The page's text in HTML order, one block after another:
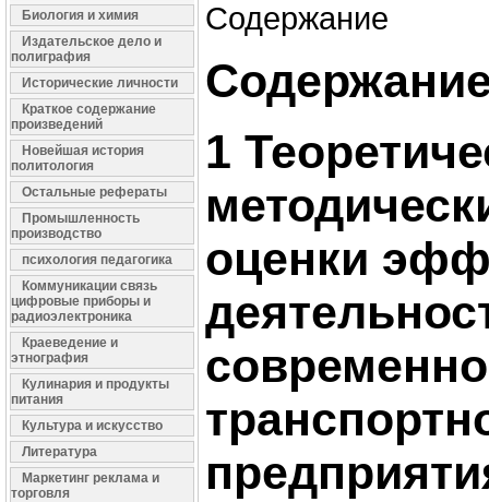
Биология и химия
Издательское дело и
полиграфия
Исторические личности
Краткое содержание
произведений
Новейшая история
политология
Остальные рефераты
Промышленность
производство
психология педагогика
Коммуникации связь
цифровые приборы и
радиоэлектроника
Краеведение и
этнография
Кулинария и продукты
питания
Культура и искусство
Литература
Маркетинг реклама и
торговля
Содержание
1
оценки